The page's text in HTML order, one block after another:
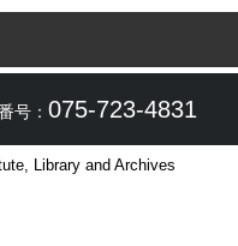
号： 075-723-4831
Library and Archives